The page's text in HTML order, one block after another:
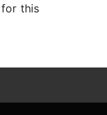
this